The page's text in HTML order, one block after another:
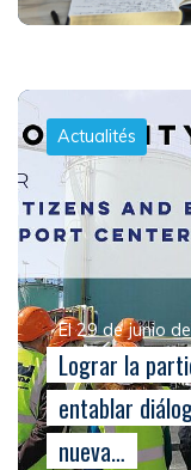
Actualités
El 29 de junio
Lograr la
entablar
nueva…